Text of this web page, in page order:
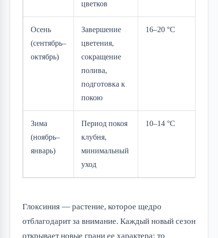
цветков
Осень
(сентябрь–
октябрь)
Завершение
цветения,
сокращение
полива,
подготовка к
покою
16–20 °C
Зима
(ноябрь–
январь)
Период покоя
клубня,
минимальный
уход
10–14 °C
Глоксиния — растение, которое щедро
отблагодарит за внимание. Каждый новый сезон
открывает новые грани ее характера: то